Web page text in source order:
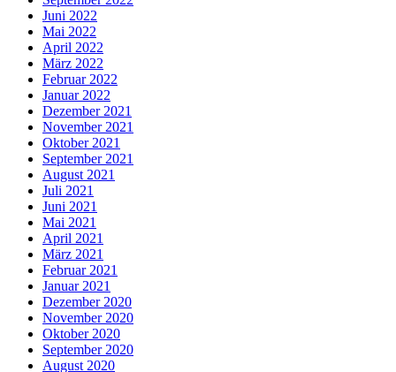
Juni 2022
Mai 2022
April 2022
März 2022
Februar 2022
Januar 2022
Dezember 2021
November 2021
Oktober 2021
September 2021
August 2021
Juli 2021
Juni 2021
Mai 2021
April 2021
März 2021
Februar 2021
Januar 2021
Dezember 2020
November 2020
Oktober 2020
September 2020
August 2020